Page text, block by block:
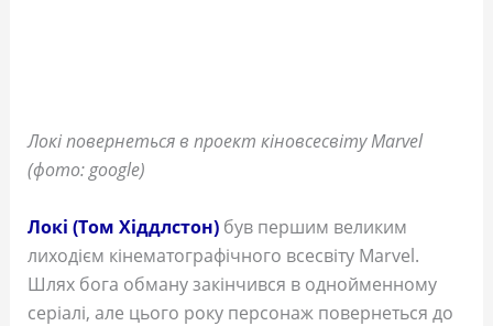
Локі повернеться в проект кіновсесвіту Marvel
(фото: google)
Локі (Том Хіддлстон)був першим великим
лиходієм кінематографічного всесвіту Marvel.
Шлях бога обману закінчився в однойменному
серіалі, але цього року персонаж повернеться до